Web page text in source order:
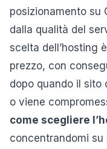
posizionamento su
dalla qualità del
scelta dell’hosting
prezzo, con
dopo quando il
o viene
come scegliere
concentrandomi